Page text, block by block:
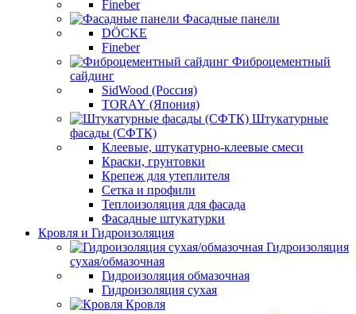
Fineber
Фасадные панели
DÖCKE
Fineber
Фиброцементный
сайдинг
SidWood (Россия)
TORAY (Япония)
Штукатурные
фасады (СФТК)
Клеевые, штукатурно-клеевые смеси
Краски, грунтовки
Крепеж для утеплителя
Сетка и профили
Теплоизоляция для фасада
Фасадные штукатурки
Кровля и Гидроизоляция
Гидроизоляция
сухая/обмазочная
Гидроизоляция обмазочная
Гидроизоляция сухая
Кровля